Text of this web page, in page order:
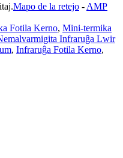
Mapo de la retejo - AMP
Fotila Kerno, Mini-termika
Infraruĝa Lwir
, Infraruĝa Fotila Kerno,